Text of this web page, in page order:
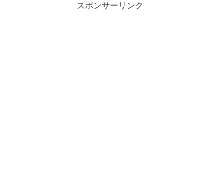
スポンサーリンク